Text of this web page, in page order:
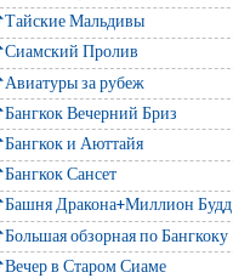
Мальдивы
Пролив
за рубеж
Вечерний Бриз
и Аюттайя
Сансет
Дракона+Миллион Будд
обзорная по Бангкоку
в Старом Сиаме